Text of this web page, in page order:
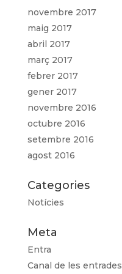
novembre 2017
maig 2017
abril 2017
març 2017
febrer 2017
gener 2017
novembre 2016
octubre 2016
setembre 2016
agost 2016
Categories
Notícies
Meta
Entra
Canal de les entrades